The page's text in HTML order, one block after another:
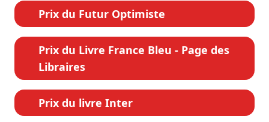
Prix du Futur Optimiste
Prix du Livre France Bleu - Page des
Libraires
Prix du livre Inter